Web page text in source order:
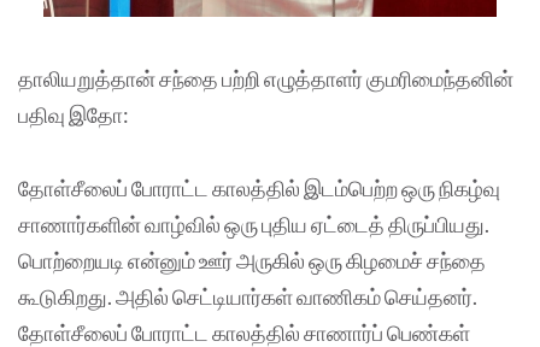
தாலியறுத்தான் சந்தை பற்றி எழுத்தாளர் குமரிமைந்தனின்
பதிவு இதோ:
தோள்சீலைப் போராட்ட காலத்தில் இடம்பெற்ற ஒரு நிகழ்வு
சாணார்களின் வாழ்வில் ஒரு புதிய ஏட்டைத் திருப்பியது.
பொற்றையடி என்னும் ஊர் அருகில் ஒரு கிழமைச் சந்தை
கூடுகிறது. அதில் செட்டியார்கள் வாணிகம் செய்தனர்.
தோள்சீலைப் போராட்ட காலத்தில் சாணார்ப் பெண்கள்